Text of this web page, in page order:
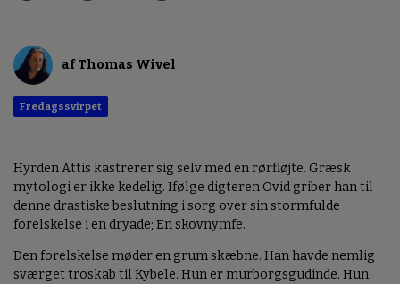
af Thomas Wivel
Fredagssvirpet
Hyrden Attis kastrerer sig selv med en rørfløjte. Græsk
mytologi er ikke kedelig. Ifølge digteren Ovid griber han til
denne drastiske beslutning i sorg over sin stormfulde
forelskelse i en dryade; En skovnymfe.
Den forelskelse møder en grum skæbne. Han havde nemlig
sværget troskab til Kybele. Hun er murborgsgudinde. Hun